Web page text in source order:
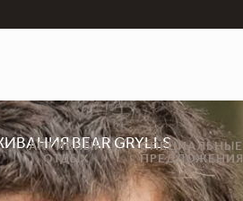
АКТИВНЫЙ
ОТДЫХ
СПЕЦИАЛЬНЫЕ
ПРЕДЛОЖЕНИЯ
BEAR GRYLLS